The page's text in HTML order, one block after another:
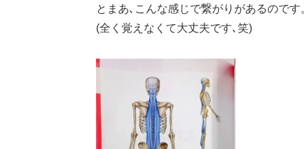
とまあ､こんな感じで繋がりがあるのです。
(全く覚えなくて大丈夫です､笑)